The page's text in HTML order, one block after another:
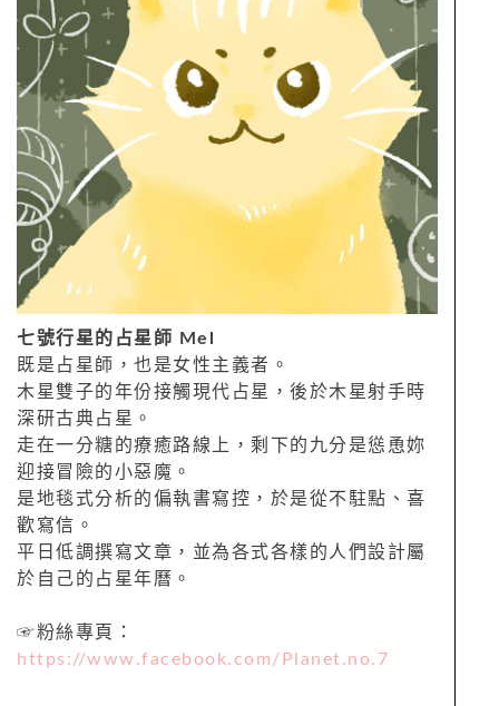
七號行星的占星師 Mel
既是占星師，也是女性主義者。
木星雙子的年份接觸現代占星，後於木星射手時
深研古典占星。
走在一分糖的療癒路線上，剩下的九分是慫恿妳
迎接冒險的小惡魔。
是地毯式分析的偏執書寫控，於是從不駐點、喜
歡寫信。
平日低調撰寫文章，並為各式各樣的人們設計屬
於自己的占星年曆。
☞粉絲專頁：
https://www.facebook.com/Planet.no.7